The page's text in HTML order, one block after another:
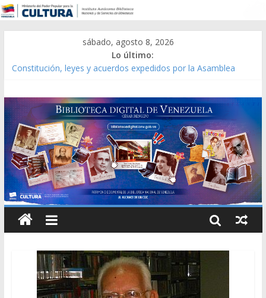
sábado, agosto 8, 2026
Lo último:
Constitución, leyes y acuerdos expedidos por la Asamblea
Modesta Bor Sánchez [material gráfico]
Gaceta Oficial de la República de Venezuela año CXXXIII Mes V,
Caracas 09 de marzo de 2006 N° 38.394
Catálogo temático de obras de Modesta Bor